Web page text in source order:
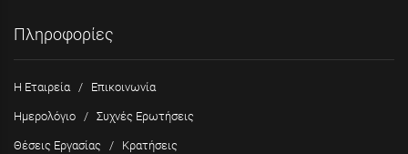
Πληροφορίες
Η Εταιρεία/ Επικοινωνία
Ημερολόγιο / Συχνές Ερωτήσεις
Θέσεις Εργασίας / Κρατήσεις